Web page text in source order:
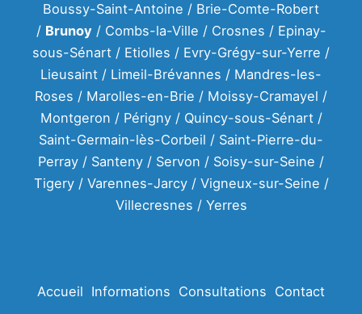
Boussy-Saint-Antoine / Brie-Comte-Robert
/ Brunoy/ Combs-la-Ville / Crosnes / Epinay-
sous-Sénart / Etiolles / Evry-Grégy-sur-Yerre /
Lieusaint / Limeil-Brévannes / Mandres-les-
Roses / Marolles-en-Brie / Moissy-Cramayel /
Montgeron / Périgny / Quincy-sous-Sénart /
Saint-Germain-lès-Corbeil / Saint-Pierre-du-
Perray / Santeny / Servon / Soisy-sur-Seine /
Tigery / Varennes-Jarcy / Vigneux-sur-Seine /
Villecresnes / Yerres
Accueil Informations Consultations Contact